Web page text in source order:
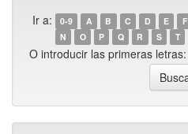
Ir a: 0-9 A B C D E F
N
O P Q R S T
O introducir las primeras letras: